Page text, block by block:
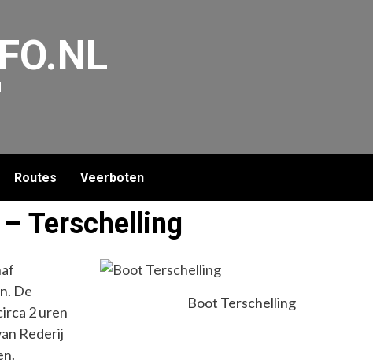
Routes Veerboten
Terschelling
Boot Terschelling
De
2 uren
Rederij